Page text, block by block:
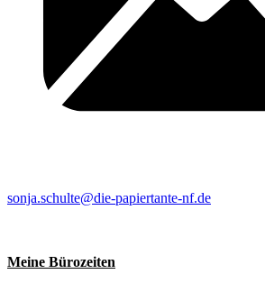
sonja.schulte@die-papiertante-nf.de
Meine Bürozeiten